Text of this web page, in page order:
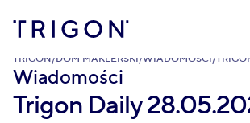
TRIGON/DOM MAKLERSKI/WIADOMOŚCI/
Wiadomości
Trigon Daily